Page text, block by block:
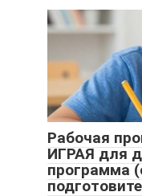
Рабочая
ИГРАЯ для
программа